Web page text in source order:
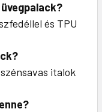
üvegpalack?
és TPU
italok